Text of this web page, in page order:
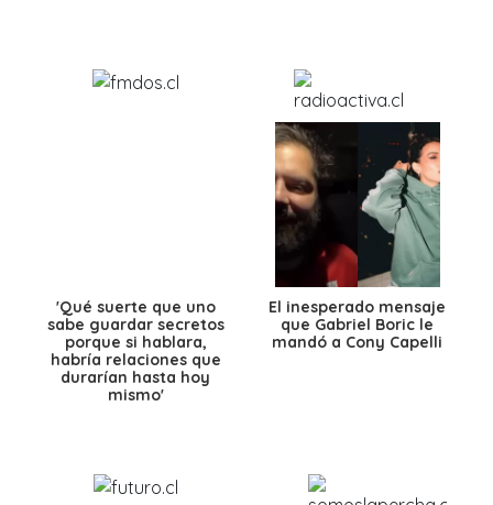
'Qué suerte que uno
sabe guardar secretos
porque si hablara,
habría relaciones que
durarían hasta hoy
mismo'
El inesperado mensaje
que Gabriel Boric le
mandó a Cony Capelli